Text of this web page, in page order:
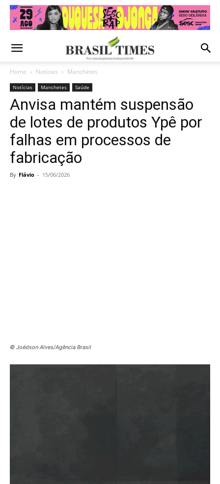
Home Notícias Manchetes
Notícias Manchetes Saúde
Anvisa mantém suspensão
de lotes de produtos Ypê por
falhas em processos de
fabricação
By Flávio - 15/06/2026
© Joédson Alves/Agência Brasil